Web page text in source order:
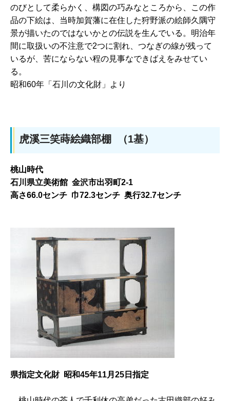
のびとして柔らかく、構図の巧みなところから、この作
品の下絵は、当時加賀藩に在住した狩野派の絵師久隅守
景が描いたのではないかとの伝説を生んでいる。明治年
間に取扱いの不注意で2つに割れ、つなぎの線が残って
いるが、苦にならない程の見事なできばえをみせてい
る。
昭和60年「石川の文化財」より
虎溪三笑蒔絵織部棚 （1基）
桃山時代
石川県立美術館 金沢市出羽町2-1
高さ66.0センチ 巾72.3センチ 奥行32.7センチ
県指定文化財 昭和45年11月25日指定